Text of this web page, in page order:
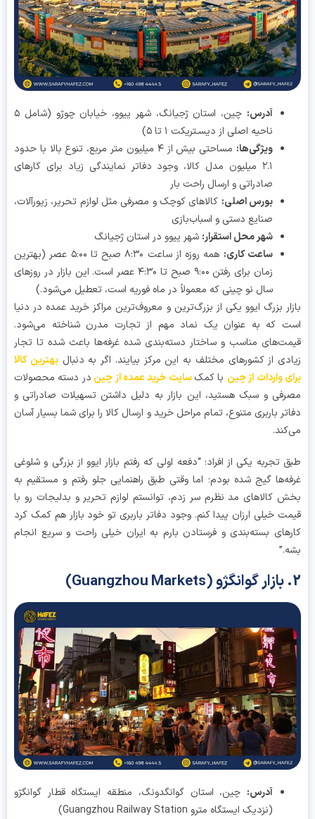
آدرس :
چین، استان ژجیانگ، شهر ییوو، خیابان چوژو (شامل ۵
ناحیه اصلی از دیسـتریکت ۱ تا ۵)
ویژگی‌ها:
مساحتی بیش از ۴ میلیون متر مربع، تنوع بالا با حدود
۲.۱ میلیون مدل کالا، وجود دفاتر نمایندگی زیاد برای کارهای
صادراتی و ارسال راحت بار
بورس اصلی:کالاهای کوچک و مصرفی مثل لوازم تحریر، زیورآلات،
صنایع دستی و اسباب‌بازی
شهر محل استقرار:شهر ییوو در استان ژجیانگ
ساعت کاری:
همه روزه از ساعت ۸:۳۰ صبح تا ۵:۰۰ عصر (بهترین
زمان برای رفتن ۹:۰۰ صبح تا ۴:۳۰ عصر است. این بازار در روزهای
سال نو چینی که معمولاً در ماه فوریه است، تعطیل می‌شود.)
بزرگ ایوو یکی از بزرگ‌ترین و معروف‌ترین مراکز خرید عمده در دنیا
که به عنوان یک نماد مهم از تجارت مدرن شناخته می‌شود.
مناسب و ساختار دسته‌بندی شده غرفه‌ها باعث شده تا تجار
از کشورهای مختلف به این مرکز بیایند. اگر به دنبالبهترین کالا
واردات از چینبا کمک سایت خرید عمده از چیندر دسته محصولات
و سبک هستید، این بازار به دلیل داشتن تسهیلات صادراتی و
باربری متنوع، تمام مراحل خرید و ارسال کالا را برای شما بسیار آسان
تجربه یکی از افراد: “دفعه اولی که رفتم بازار ایوو از بزرگی و شلوغی
گیج شده بودم؛ اما وقتی طبق راهنمایی جلو رفتم و مستقیم به
کالاهای مد نظرم سر زدم، توانستم لوازم تحریر و بدلیجات رو با
خیلی ارزان پیدا کنم. وجود دفاتر باربری تو خود بازار هم کمک کرد
بسته‌بندی و فرستادن بارم به ایران خیلی راحت و سریع انجام
آدرس :چین، استان گوانگدونگ، منطقه ایستگاه قطار گوانگژو
(نزدیک ایستگاه مترو Guangzhou Railway Station)